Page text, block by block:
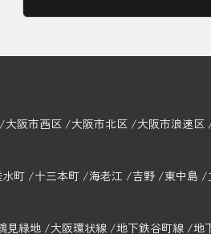
大阪市西区 大阪市北区 大阪市浪速区
水町 十三本町 海老江 吉野 東中島
見緑地 大阪環状線 地下鉄谷町線 地